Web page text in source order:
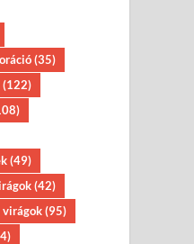
(35)
(122)
(49)
(42)
virágok(95)